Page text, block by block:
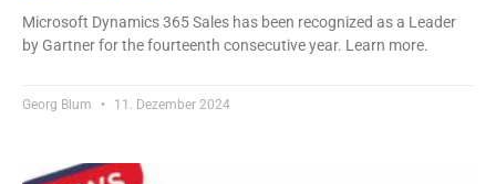
Microsoft Dynamics 365 Sales has been recognized as a Leader
by Gartner for the fourteenth consecutive year. Learn more.
Georg Blum 11. Dezember 2024